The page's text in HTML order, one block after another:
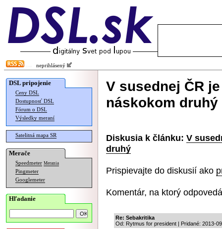
neprihlásený
DSL pripojenie
Ceny DSL
Dostupnosť DSL
Fórum o DSL
Výsledky meraní
Satelitná mapa SR
Merače
Speedmeter Merania
Pingmeter
Googlemeter
Hľadanie
V susednej ČR
náskokom druhý
Diskusia k článku: V
druhý
Prispievajte do diskusií ako
Komentár, na ktorý
Re: Sebakritika
Od: Rytmus for president | Pridané: 2013-